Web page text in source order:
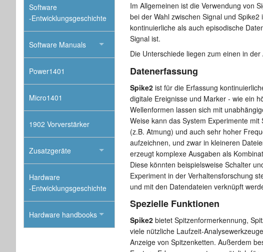
Im Allgemeinen ist die Verwendung von
bei der Wahl zwischen Signal und
kontinuierliche als auch episodische
Signal ist.
Die Unterschiede liegen zum einen in
Datenerfassung
Spike2 ist für die Erfassung
digitale Ereignisse und Marker - wie ein
Wellenformen lassen sich mit
Weise kann das System Experimente
(z.B. Atmung) und auch sehr hoher
aufzeichnen, und zwar in kleineren
erzeugt komplexe Ausgaben als
Diese könnten beispielsweise Schalter
Experiment in der Verhaltensforschung
und mit den Datendateien verknüpft
Spezielle Funktionen
Spike2 bietet Spitzenformerkennung,
viele nützliche Laufzeit-
Anzeige von Spitzenketten. Außerdem
Software
-Entwicklungsgeschichte
Software Manuals
Power1401
Micro1401
1902 Vorverstärker
Zusatzgeräte
Hardware
-Entwicklungsgeschichte
Hardware handbooks